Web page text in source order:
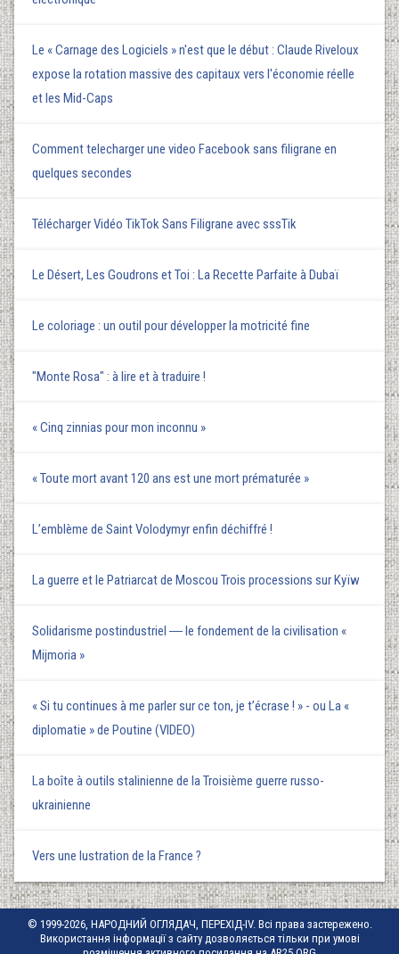
Le « Carnage des Logiciels » n'est que le début : Claude Riveloux
expose la rotation massive des capitaux vers l'économie réelle
et les Mid-Caps
Comment telecharger une video Facebook sans filigrane en
quelques secondes
Télécharger Vidéo TikTok Sans Filigrane avec sssTik
Le Désert, Les Goudrons et Toi : La Recette Parfaite à Dubaï
Le coloriage : un outil pour développer la motricité fine
"Monte Rosa" : à lire et à traduire !
« Cinq zinnias pour mon inconnu »
« Toute mort avant 120 ans est une mort prématurée »
L’emblème de Saint Volodymyr enfin déchiffré !
La guerre et le Patriarcat de Moscou Trois processions sur Kyїw
Solidarisme postindustriel ― le fondement de la civilisation «
Mijmoria »
« Si tu continues à me parler sur ce ton, je t’écrase ! » - ou La «
diplomatie » de Poutine (VIDEO)
La boîte à outils stalinienne de la Troisième guerre russo-
ukrainienne
Vers une lustration de la France ?
© 1999-2026, НАРОДНИЙ ОГЛЯДАЧ, ПЕРЕХІД-IV. Всі права застережено.
Використання інформації з сайту дозволяється тільки при умові